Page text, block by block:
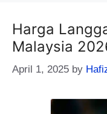
Harga
Malaysia
April 1, 2025 by